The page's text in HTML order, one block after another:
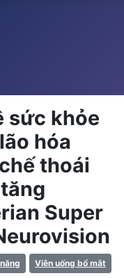
sức khỏe
hóa
thoái
Super
Viên uống bổ mắt